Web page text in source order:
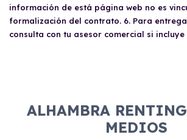
información de está página web no es
formalización del contrato. 6. Para
consulta con tu asesor comercial si
ALHAMBRA
MEDIOS